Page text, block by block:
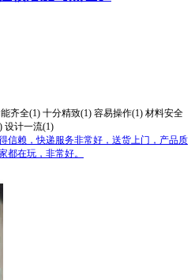
齐全(1) 十分精致(1) 容易操作(1) 材料安全
设计一流(1)
信赖，快递服务非常好，送货上门，产品质
都在玩，非常好。